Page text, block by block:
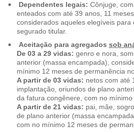
Dependentes legais: Cônjuge,
enteados com até 39 anos, 11
considerados aqueles elegíveis
segurado titular.
Aceitação para agregados sob
De 03 a 29 vidas: genro e nora,
anterior (massa encampada),
mínimo 12 meses de permanência
A partir de 03 vidas: netos com até
implantação, oriundos de plano
da fatura congênere, com no
A partir de 21 vidas: pai, mãe,
de plano anterior (massa
com no mínimo 12 meses de